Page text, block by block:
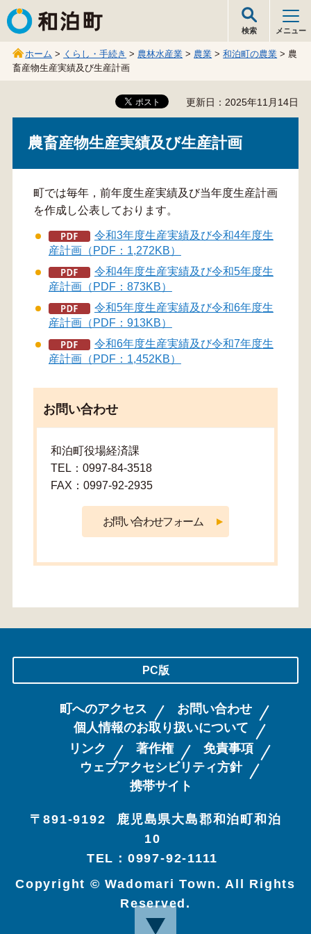
和泊町
検索 メニュー
ホーム > くらし・手続き > 農林水産業 > 農業 >和泊町の農業 > 農
畜産物生産実績及び生産計画
更新日：2025年11月14日
農畜産物生産実績及び生産計画
町では毎年，前年度生産実績及び当年度生産計画
を作成し公表しております。
令和3年度生産実績及び令和4年度生
産計画（PDF：1,272KB）
令和4年度生産実績及び令和5年度生
産計画（PDF：873KB）
令和5年度生産実績及び令和6年度生
産計画（PDF：913KB）
令和6年度生産実績及び令和7年度生
産計画（PDF：1,452KB）
お問い合わせ
和泊町役場経済課
TEL：0997-84-3518
FAX：0997-92-2935
PC版
町へのアクセス
お問い合わせ
個人情報のお取り扱いについて
リンク
著作権
免責事項
ウェブアクセシビリティ方針
携帯サイト
〒891-9192
鹿児島県大島郡和泊町和泊
10
TEL：0997-92-1111
Copyright © Wadomari Town. All Rights
Reserved.